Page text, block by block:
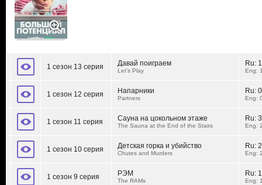
1 сезон 13 серия Давай поиграем
Let's Play
Ru:
Eng:
1 сезон 12 серия Напарники
Partners
Ru:
Eng:
1 сезон 11 серия Сауна на цокольном этаже
The Sauna at the End of the Stairs
Ru:
Eng:
1 сезон 10 серия Детская горка и убийство
Chutes and Murders
Ru:
Eng:
1 сезон 9 серия РЭМ
The RAMs
Ru:
Eng: